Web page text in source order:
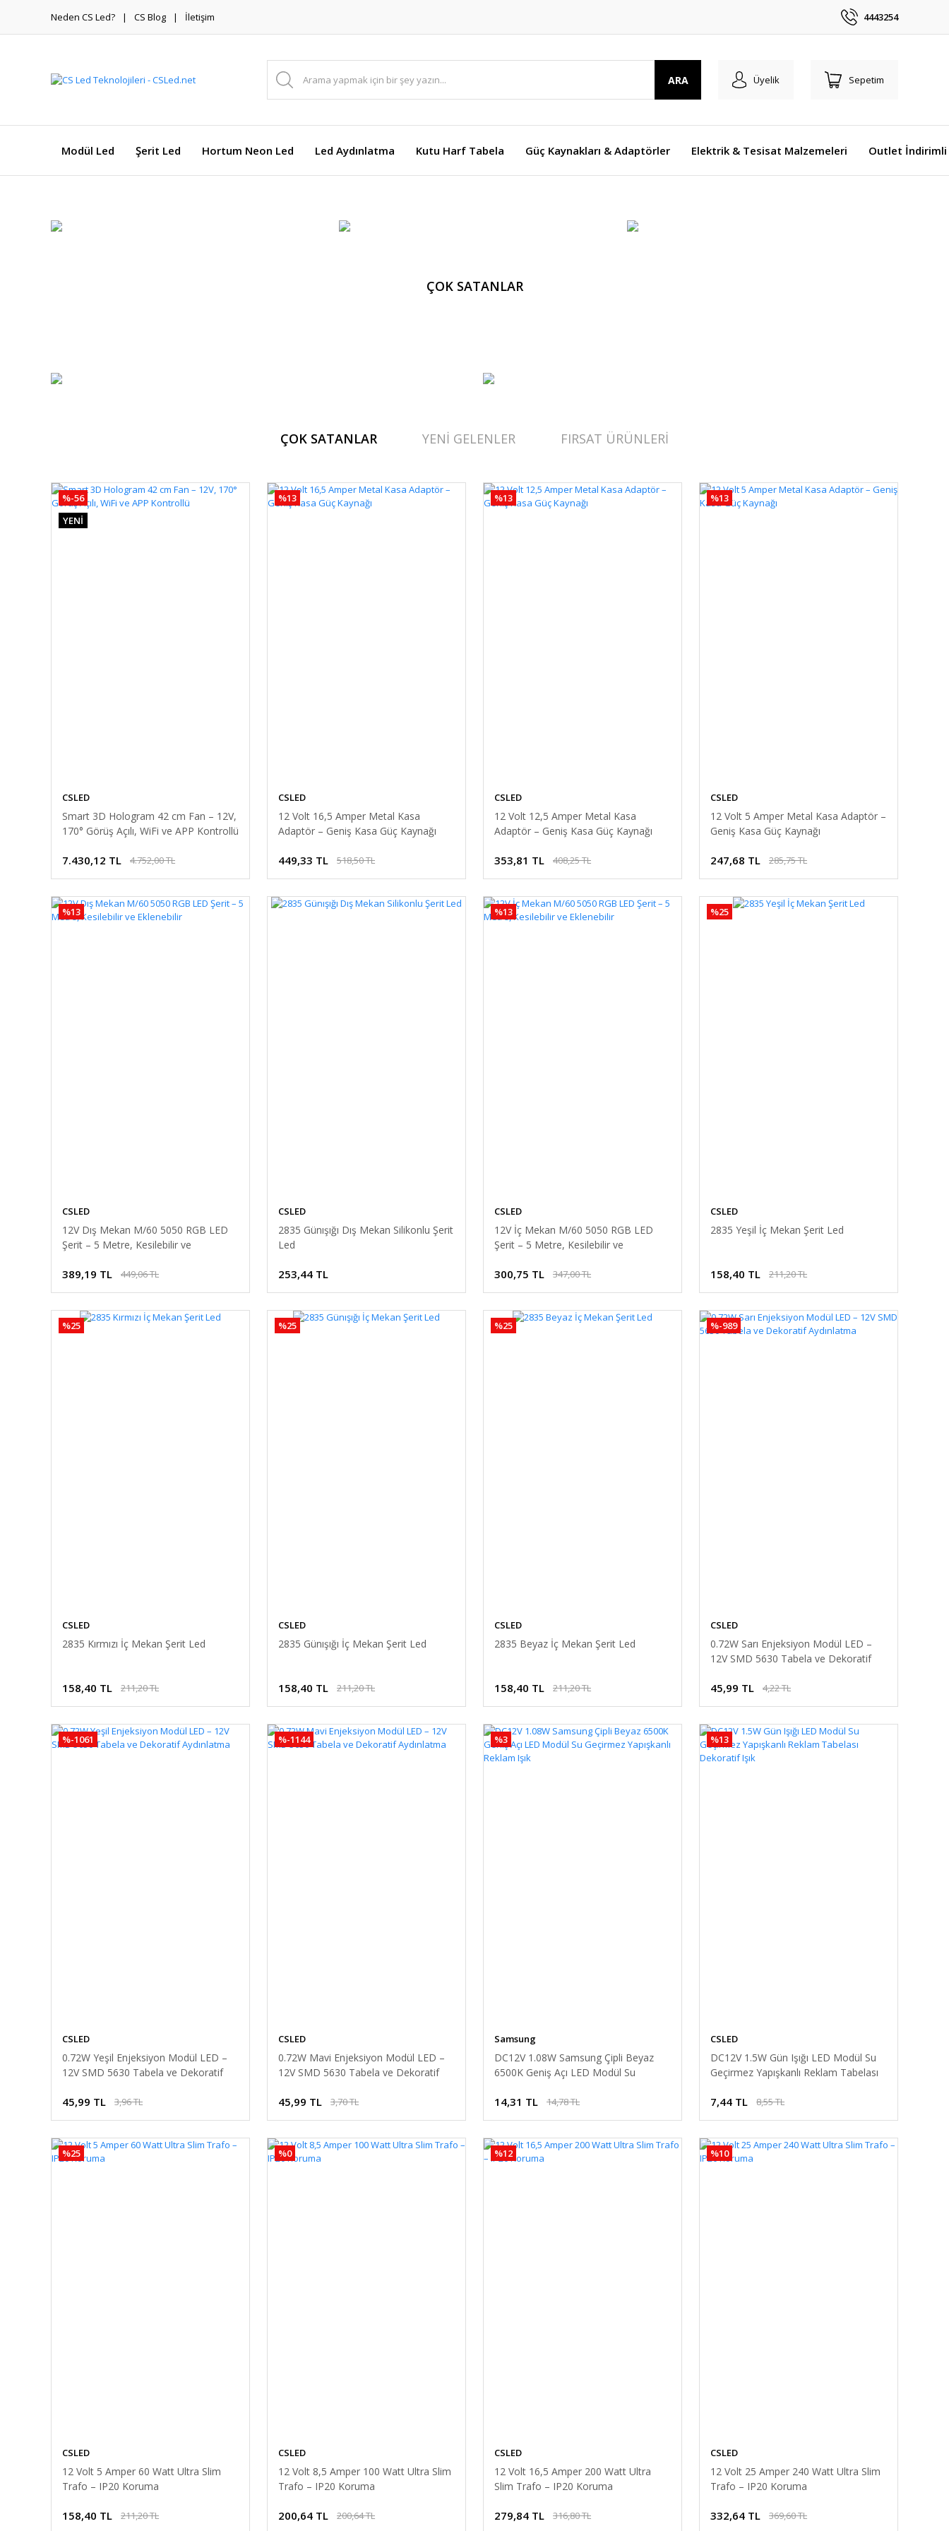
Neden CS Led? CS Blog İletişim 4443254
ARA Üyelik Sepetim
Modül Led Şerit Led Hortum Neon Led Led Aydınlatma Kutu Harf Tabela Güç Kaynakları & Adaptörler Elektrik & Tesisat Malzemeleri Outlet İndirimli
ÇOK SATANLAR
C-trons
IP45 Yağmur Korumalı 12V 10A Güç Kaynağı, 120W LED Sürücü AC/DC Trafo Dönüştürücü
C-trons
ÇOK SATANLAR YENİ GELENLER FIRSAT ÜRÜNLERİ
%-56
YENİ
CSLED
Smart 3D Hologram 42 cm Fan – 12V,
170° Görüş Açılı, WiFi ve APP Kontrollü
7.430,12 TL 4.752,00 TL
%13
CSLED
12 Volt 16,5 Amper Metal Kasa
Adaptör – Geniş Kasa Güç Kaynağı
449,33 TL 518,50 TL
%13
CSLED
12 Volt 12,5 Amper Metal Kasa
Adaptör – Geniş Kasa Güç Kaynağı
353,81 TL 408,25 TL
%13
CSLED
12 Volt 5 Amper Metal Kasa Adaptör –
Geniş Kasa Güç Kaynağı
247,68 TL 285,75 TL
%13
CSLED
12V Dış Mekan M/60 5050 RGB LED
Şerit – 5 Metre, Kesilebilir ve
389,19 TL 449,06 TL
CSLED
2835 Günışığı Dış Mekan Silikonlu Şerit
Led
253,44 TL
%13
CSLED
12V İç Mekan M/60 5050 RGB LED
Şerit – 5 Metre, Kesilebilir ve
300,75 TL 347,00 TL
%25
CSLED
2835 Yeşil İç Mekan Şerit Led
158,40 TL 211,20 TL
%25
CSLED
2835 Kırmızı İç Mekan Şerit Led
158,40 TL 211,20 TL
%25
CSLED
2835 Günışığı İç Mekan Şerit Led
158,40 TL 211,20 TL
%25
CSLED
2835 Beyaz İç Mekan Şerit Led
158,40 TL 211,20 TL
%-989
CSLED
0.72W Sarı Enjeksiyon Modül LED –
12V SMD 5630 Tabela ve Dekoratif
45,99 TL 4,22 TL
%-1061
CSLED
0.72W Yeşil Enjeksiyon Modül LED –
12V SMD 5630 Tabela ve Dekoratif
45,99 TL 3,96 TL
%-1144
CSLED
0.72W Mavi Enjeksiyon Modül LED –
12V SMD 5630 Tabela ve Dekoratif
45,99 TL 3,70 TL
%3
Samsung
DC12V 1.08W Samsung Çipli Beyaz
6500K Geniş Açı LED Modül Su
14,31 TL 14,78 TL
%13
CSLED
DC12V 1.5W Gün Işığı LED Modül Su
Geçirmez Yapışkanlı Reklam Tabelası
7,44 TL 8,55 TL
%25
CSLED
12 Volt 5 Amper 60 Watt Ultra Slim
Trafo – IP20 Koruma
158,40 TL 211,20 TL
%0
CSLED
12 Volt 8,5 Amper 100 Watt Ultra Slim
Trafo – IP20 Koruma
200,64 TL 200,64 TL
%12
CSLED
12 Volt 16,5 Amper 200 Watt Ultra
Slim Trafo – IP20 Koruma
279,84 TL 316,80 TL
%10
CSLED
12 Volt 25 Amper 240 Watt Ultra Slim
Trafo – IP20 Koruma
332,64 TL 369,60 TL